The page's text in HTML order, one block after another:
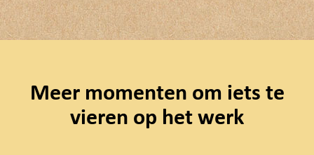
Meer momenten om iets te
vieren op het werk